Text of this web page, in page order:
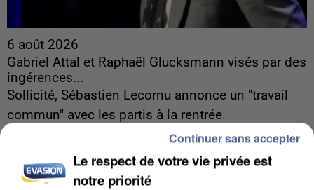
6 août 2026
Gabriel Attal et Raphaël Glucksmann visés par des
ingérences...
Sollicité, Sébastien Lecornu annonce un "travail
commun" avec les partis à la rentrée.
Le respect de votre vie privée est
notre priorité
Continuer sans accepter